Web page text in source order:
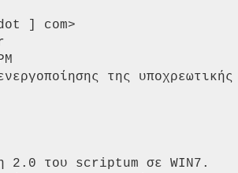
] com>
της
2.0 του scriptum σε WIN7.